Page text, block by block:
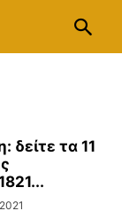
δείτε τα 11